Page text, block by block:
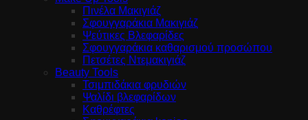
Πινέλα Μακιγιάζ
Σφουγγαράκια Μακιγιάζ
Ψεύτικες Βλεφαρίδες
Σφουγγαράκια καθαρισμού προσώπου
Πετσέτες Ντεμακιγιάζ
Beauty Tools
Τσιμπιδάκια φρυδιών
Ψαλίδι βλεφαρίδων
Καθρέφτες